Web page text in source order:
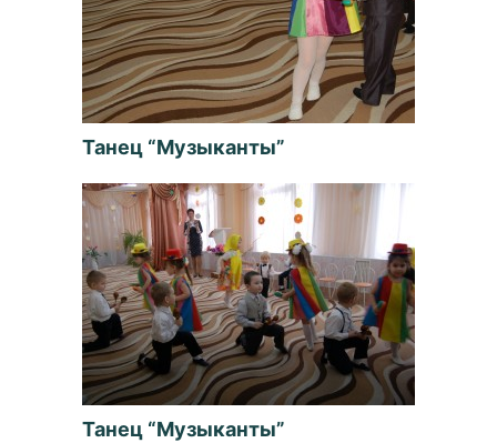
Танец “Музыканты”
Танец “Музыканты”